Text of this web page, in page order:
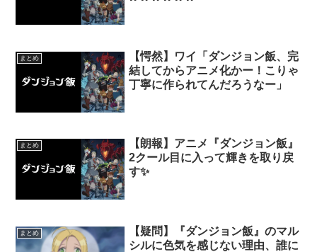
まとめ
【愕然】ワイ「ダンジョン飯、完
結してからアニメ化かー！こりゃ
丁寧に作られてんだろうなー」
まとめ
【朗報】アニメ『ダンジョン飯』
2クール目に入って輝きを取り戻
す✨
まとめ
【疑問】『ダンジョン飯』のマル
シルに色気を感じない理由、誰に